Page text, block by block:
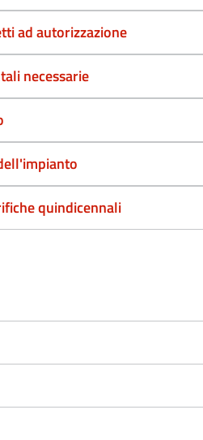
ad autorizzazione
necessarie
quindicennali